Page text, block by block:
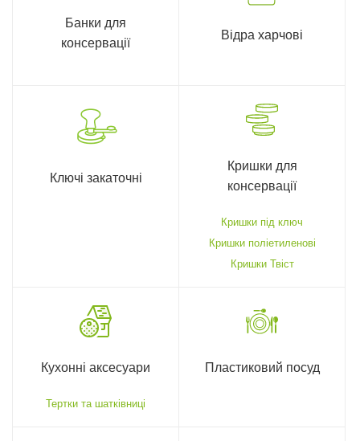
Банки для
консервації
Відра харчові
Ключі закаточні
Кришки для
консервації
Кришки під ключ
Кришки поліетиленові
Кришки Твіст
Кухонні аксесуари
Тертки та шатківниці
Пластиковий посуд